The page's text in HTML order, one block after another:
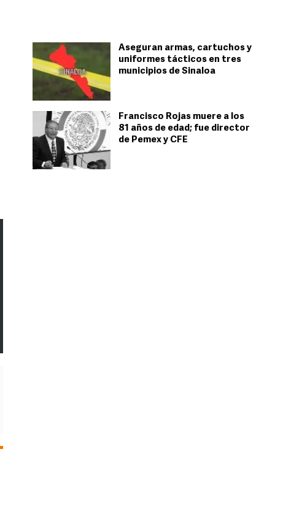
Aseguran armas, cartuchos y
uniformes tácticos en tres
municipios de Sinaloa
Francisco Rojas muere a los
81 años de edad; fue director
de Pemex y CFE